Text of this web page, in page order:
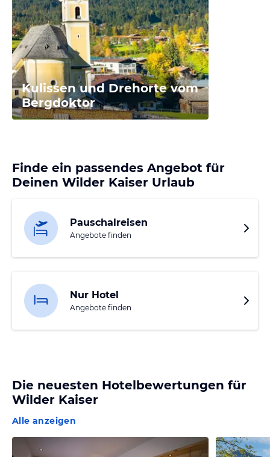
Kulissen und Drehorte vom
Bergdoktor
Finde ein passendes Angebot für
Deinen Wilder Kaiser Urlaub
Pauschalreisen
Angebote finden
Nur Hotel
Angebote finden
Die neuesten Hotelbewertungen für
Wilder Kaiser
Alle anzeigen